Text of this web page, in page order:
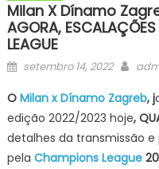
Milan X Dínamo
AGORA,
LEAGUE
Posted
setembro 14, 2022
O Milan x Dínamo Zagreb, j
edição 2022/2023 hoje,
detalhes da transmissão
pela Champions League